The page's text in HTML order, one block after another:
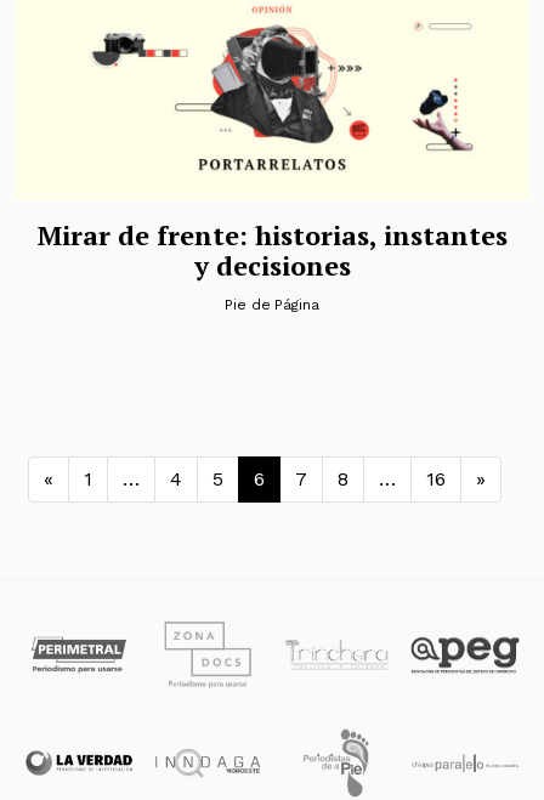
Mirar de frente: historias, instantes
y decisiones
Pie de Página
Navegación de entradas
« 1 … 4 5 6 7 8 … 16 »